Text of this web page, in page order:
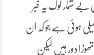
بے شمار لوگ یہ خبر
ہوئی ہے جو کہ ان
دور ہیں لیکن